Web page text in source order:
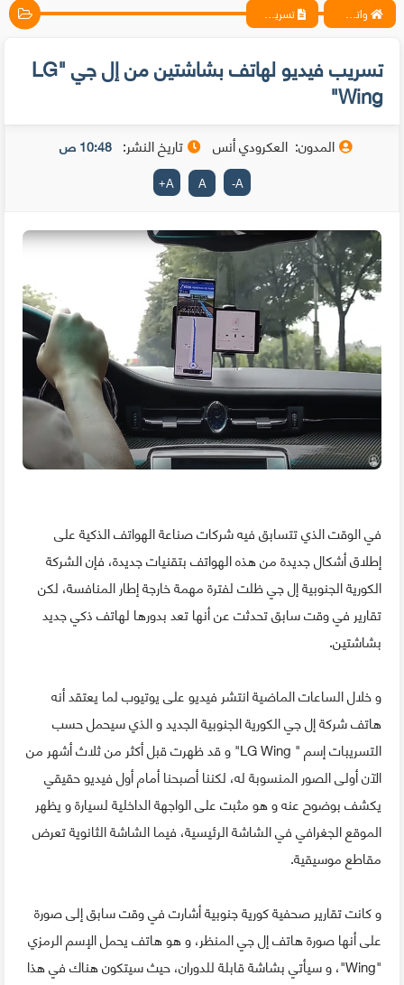
واتس آب ، فيسبوك ، أنترنت ، شروحات تقنية حصرية - المحترف تسريب فيديو لهاتف بشاشتين من إل جي "LG Wing"
تسريب فيديو لهاتف بشاشتين من إل جي "LG
Wing"
المدون: العكرودي أنس تاريخ النشر: 10:48 ص
A
-
A
A
+
في الوقت الذي تتسابق فيه شركات صناعة الهواتف الذكية على
إطلاق أشكال جديدة من هذه الهواتف بتقنيات جديدة، فإن الشركة
الكورية الجنوبية إل جي ظلت لفترة مهمة خارجة إطار المنافسة، لكن
تقارير في وقت سابق تحدثت عن أنها تعد بدورها لهاتف ذكي جديد
بشاشتين.
و خلال الساعات الماضية انتشر فيديو على يوتيوب لما يعتقد أنه
هاتف شركة إل جي الكورية الجنوبية الجديد و الذي سيحمل حسب
التسريبات إسم " LG Wing" و قد ظهرت قبل أكثر من ثلاث أشهر من
الآن أولى الصور المنسوبة له، لكننا أصبحنا أمام أول فيديو حقيقي
يكشف بوضوح عنه و هو مثبت على الواجهة الداخلية لسيارة و يظهر
الموقع الجغرافي في الشاشة الرئيسية، فيما الشاشة الثانوية تعرض
مقاطع موسيقية.
و كانت تقارير صحفية كورية جنوبية أشارت في وقت سابق إلى صورة
على أنها صورة هاتف إل جي المنظر، و هو هاتف يحمل الإسم الرمزي
"Wing"، و سيأتي بشاشة قابلة للدوران، حيث سيتكون هناك في هذا